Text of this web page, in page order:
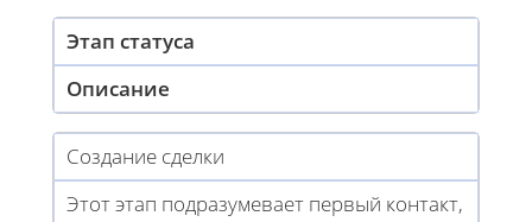
Этап статуса
Описание
Создание сделки
Этот этап подразумевает первый контакт,